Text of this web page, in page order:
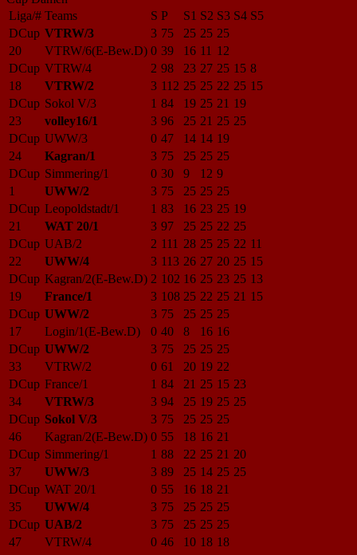
Liga/# Teams S P S1 S2 S3 S4 S5
DCup VTRW/3 3 75 25 25 25
20
VTRW/6(E-Bew.D) 0 39 16 11 12
DCup VTRW/4 2 98 23 27 25 15 8
18
VTRW/2 3 112 25 25 22 25 15
DCup Sokol V/3 1 84 19 25 21 19
23
volley16/1 3 96 25 21 25 25
DCup UWW/3 0 47 14 14 19
24
Kagran/1 3 75 25 25 25
DCup Simmering/1 0 30 9 12 9
1
UWW/2 3 75 25 25 25
DCup Leopoldstadt/1 1 83 16 23 25 19
21
WAT 20/1 3 97 25 25 22 25
DCup UAB/2 2 111 28 25 25 22 11
22
UWW/4 3 113 26 27 20 25 15
DCup Kagran/2(E-Bew.D) 2 102 16 25 23 25 13
19
France/1 3 108 25 22 25 21 15
DCup UWW/2 3 75 25 25 25
17
Login/1(E-Bew.D) 0 40 8 16 16
DCup UWW/2 3 75 25 25 25
33
VTRW/2 0 61 20 19 22
DCup France/1 1 84 21 25 15 23
34
VTRW/3 3 94 25 19 25 25
DCup Sokol V/3 3 75 25 25 25
46
Kagran/2(E-Bew.D) 0 55 18 16 21
DCup Simmering/1 1 88 22 25 21 20
37
UWW/3 3 89 25 14 25 25
DCup WAT 20/1 0 55 16 18 21
35
UWW/4 3 75 25 25 25
DCup UAB/2 3 75 25 25 25
47
VTRW/4 0 46 10 18 18